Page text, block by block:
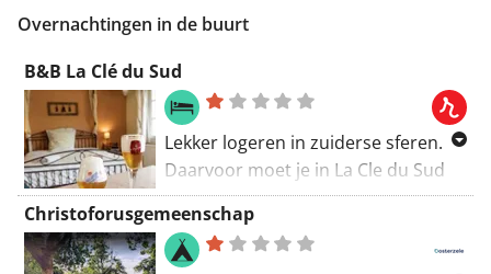
Routering: Wandel - mooiste
Overnachtingen in de buurt
B&B La Clé du Sud
Lekker logeren in zuiderse sferen.
Daarvoor moet je in La Cle du Sud
zijn. 'Dit is geen klein bier' belooft
het arrangement, en dat blijkt ook.
Laat je leiden door het
Christoforusgemeenschap